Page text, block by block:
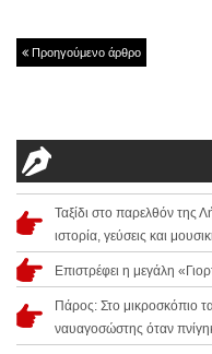
Προηγούμενο άρθρο
Ταξίδι στο παρελθόν της
ιστορία, γεύσεις και
Επιστρέφει η μεγάλη
Πάρος: Στο μικροσκόπιο
ναυαγοσώστης όταν